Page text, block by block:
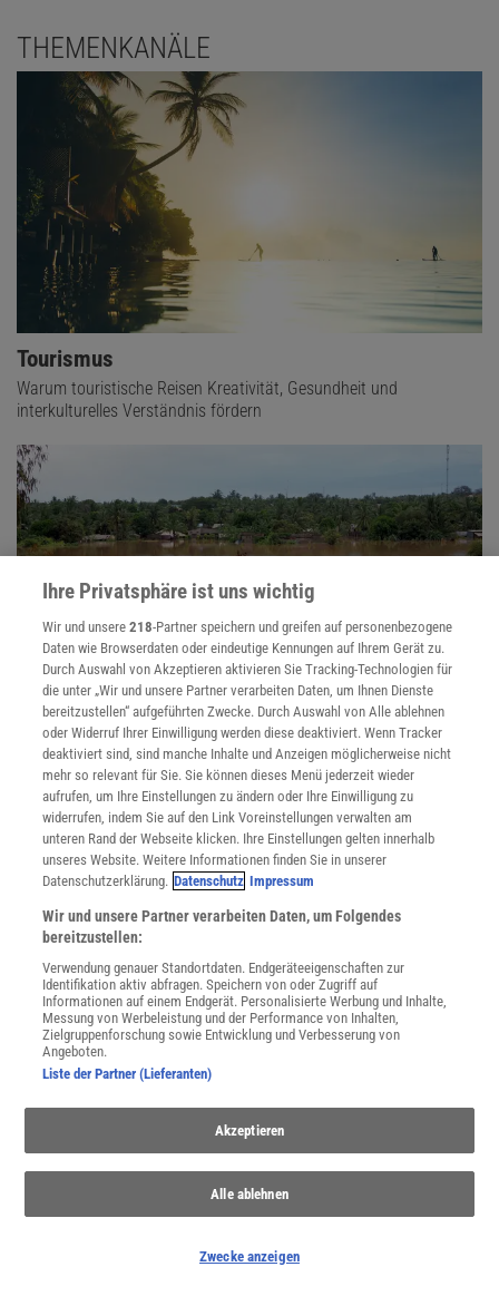
THEMENKANÄLE
Tourismus
Warum touristische Reisen Kreativität, Gesundheit und
interkulturelles Verständnis fördern
Extremwetter
Hitzewellen, Hochwasser, Stürme: Der Klimawandel macht extreme
Wetterereignisse wahrscheinlicher – auch in Deutschland. Wie sie
entstehen und wie wir uns dafür wappnen können.
Warum war der letzte Winter so warm - oder kalt? Kann man das
unser Gemüt? Das Wetter bestimmt unseren Alltag.
Ihre Privatsphäre ist uns wichtig
Wir und unsere218-Partner speichern und greifen auf personenbezogene
Daten wie Browserdaten oder eindeutige Kennungen auf Ihrem Gerät zu.
Durch Auswahl von Akzeptieren aktivieren Sie Tracking-Technologien für
die unter „Wir und unsere Partner verarbeiten Daten, um Ihnen Dienste
bereitzustellen“ aufgeführten Zwecke. Durch Auswahl von Alle ablehnen
oder Widerruf Ihrer Einwilligung werden diese deaktiviert. Wenn Tracker
deaktiviert sind, sind manche Inhalte und Anzeigen möglicherweise nicht
mehr so relevant für Sie. Sie können dieses Menü jederzeit wieder
aufrufen, um Ihre Einstellungen zu ändern oder Ihre Einwilligung zu
widerrufen, indem Sie auf den Link Voreinstellungen verwalten am
unteren Rand der Webseite klicken. Ihre Einstellungen gelten innerhalb
unseres Website. Weitere Informationen finden Sie in unserer
Datenschutzerklärung. Datenschutz Impressum
Wir und unsere Partner verarbeiten Daten, um Folgendes
bereitzustellen:
Verwendung genauer Standortdaten. Endgeräteeigenschaften zur
Identifikation aktiv abfragen. Speichern von oder Zugriff auf
Informationen auf einem Endgerät. Personalisierte Werbung und Inhalte,
Messung von Werbeleistung und der Performance von Inhalten,
Zielgruppenforschung sowie Entwicklung und Verbesserung von
Angeboten.
Liste der Partner (Lieferanten)
Akzeptieren
Alle ablehnen
Zwecke anzeigen